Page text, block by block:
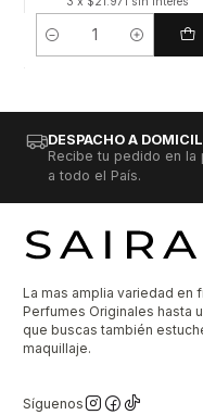
Cantidad
DESPACHO A
Recibe tu pedido en la
a todo el País.
La mas amplia variedad en
Perfumes Originales hasta
que buscas también
maquillaje.
Síguenos